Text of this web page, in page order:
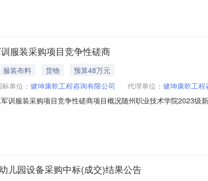
采购项目采购方式：竞争性磋商预算金额：48.0000000万元（
服装采购项目竞争性磋商
服装布料 货物
预算48万元
单位： 健坤康乾工程咨询有限公司 代理单位： 健坤康乾工程
训服装采购项目竞争性磋商项目概况随州职业技术学院2023
采购项目采购方式：竞争性磋商预算金额：48.0000000万元（
儿园设备采购中标(成交)结果公告